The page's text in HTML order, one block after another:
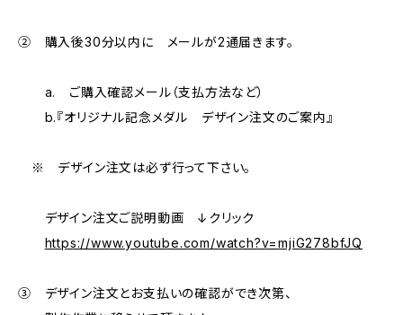
② 購入後30分以内に メールが2通届きます。
a. ご購入確認メール（支払方法など）
b.『オリジナル記念メダル デザイン注文のご案内』
※ デザイン注文は必ず行って下さい。
デザイン注文ご説明動画 ↓クリック
https://www.youtube.com/watch?v=mjiG278bfJQ
③ デザイン注文とお支払いの確認ができ次第、